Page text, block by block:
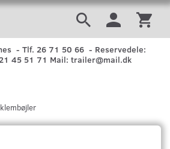
- Tlf. 26 71 50 66 - Reservedele:
45 51 71 Mail: trailer@mail.dk